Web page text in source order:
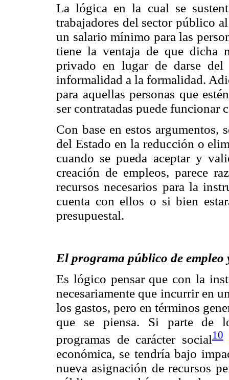
La lógica en la cual se
trabajadores del sector público
un salario mínimo para las
tiene la ventaja de que dicha
privado en lugar de darse
informalidad a la formalidad.
para aquellas personas que
ser contratadas puede funcionar
Con base en estos argumentos,
del Estado en la reducción o
cuando se pueda aceptar y
creación de empleos, parece
recursos necesarios para la
cuenta con ellos o si bien
presupuestal.
El programa público de empleo
Es lógico pensar que con la
necesariamente que incurrir en
los gastos, pero en términos
que se piensa. Si parte de
programas de carácter social10
económica, se tendría bajo
nueva asignación de recursos